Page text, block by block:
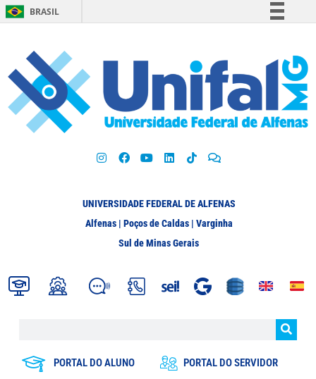
BRASIL
Participe
Acesso à informação
Legislação
UNIVERSIDADE FEDERAL DE ALFENAS
Alfenas | Poços de Caldas | Varginha
Sul de Minas Gerais
PORTAL DO ALUNO PORTAL DO SERVIDOR